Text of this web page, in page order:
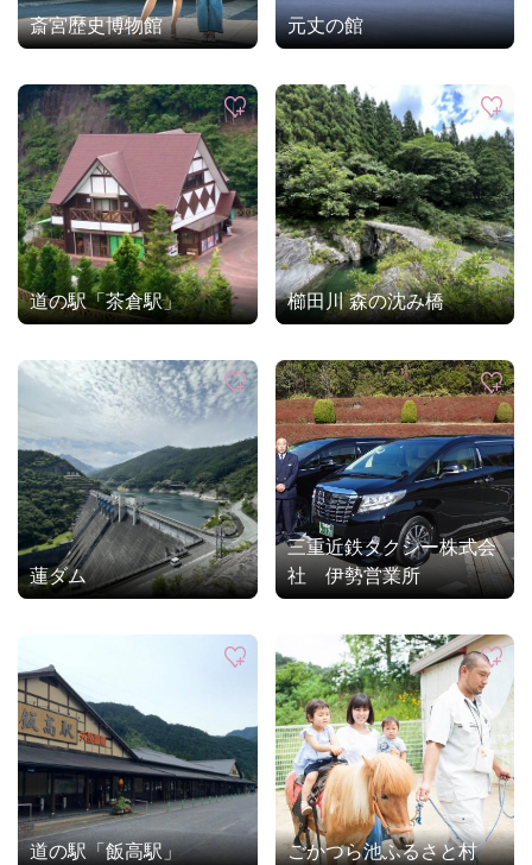
斎宮歴史博物館 元丈の館
道の駅「茶倉駅」 櫛田川 森の沈み橋
蓮ダム
三重近鉄タクシー株式会
社 伊勢営業所
道の駅「飯高駅」 ごかつら池ふるさと村